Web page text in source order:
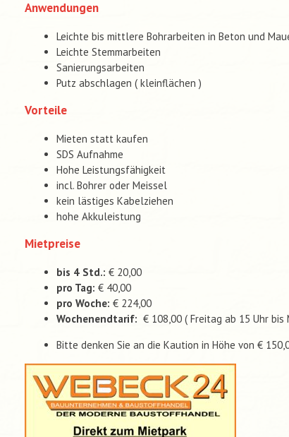
Anwendungen
Leichte bis mittlere Bohrarbeiten in Beton und
Leichte Stemmarbeiten
Sanierungsarbeiten
Putz abschlagen ( kleinflächen )
Vorteile
Mieten statt kaufen
SDS Aufnahme
Hohe Leistungsfähigkeit
incl. Bohrer oder Meissel
kein lästiges Kabelziehen
hohe Akkuleistung
Mietpreise
bis 4 Std.: € 20,00
pro Tag: € 40,00
pro Woche: € 224,00
Wochenendtarif: € 108,00 ( Freitag ab 15 Uhr bis
Bitte denken Sie an die Kaution in Höhe von €